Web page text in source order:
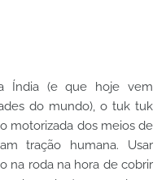
Índia (e que hoje vem
do mundo), o tuk tuk
motorizada dos meios de
tração humana. Usar
na roda na hora de cobrir